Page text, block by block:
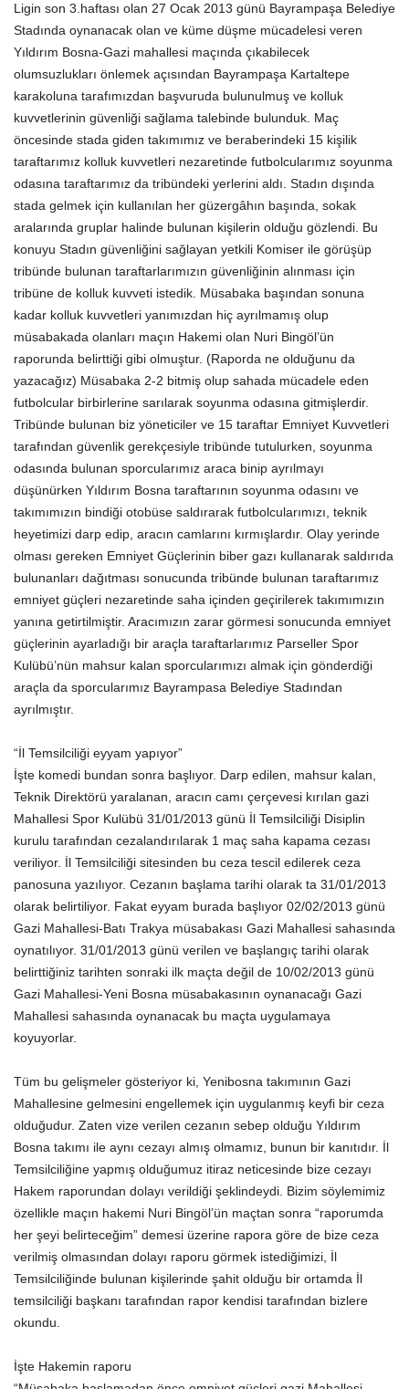
Ligin son 3.haftası olan 27 Ocak 2013 günü Bayrampaşa Belediye
Stadında oynanacak olan ve küme düşme mücadelesi veren
Yıldırım Bosna-Gazi mahallesi maçında çıkabilecek
olumsuzlukları önlemek açısından Bayrampaşa Kartaltepe
karakoluna tarafımızdan başvuruda bulunulmuş ve kolluk
kuvvetlerinin güvenliği sağlama talebinde bulunduk. Maç
öncesinde stada giden takımımız ve beraberindeki 15 kişilik
taraftarımız kolluk kuvvetleri nezaretinde futbolcularımız soyunma
odasına taraftarımız da tribündeki yerlerini aldı. Stadın dışında
stada gelmek için kullanılan her güzergâhın başında, sokak
aralarında gruplar halinde bulunan kişilerin olduğu gözlendi. Bu
konuyu Stadın güvenliğini sağlayan yetkili Komiser ile görüşüp
tribünde bulunan taraftarlarımızın güvenliğinin alınması için
tribüne de kolluk kuvveti istedik. Müsabaka başından sonuna
kadar kolluk kuvvetleri yanımızdan hiç ayrılmamış olup
müsabakada olanları maçın Hakemi olan Nuri Bingöl’ün
raporunda belirttiği gibi olmuştur. (Raporda ne olduğunu da
yazacağız) Müsabaka 2-2 bitmiş olup sahada mücadele eden
futbolcular birbirlerine sarılarak soyunma odasına gitmişlerdir.
Tribünde bulunan biz yöneticiler ve 15 taraftar Emniyet Kuvvetleri
tarafından güvenlik gerekçesiyle tribünde tutulurken, soyunma
odasında bulunan sporcularımız araca binip ayrılmayı
düşünürken Yıldırım Bosna taraftarının soyunma odasını ve
takımımızın bindiği otobüse saldırarak futbolcularımızı, teknik
heyetimizi darp edip, aracın camlarını kırmışlardır. Olay yerinde
olması gereken Emniyet Güçlerinin biber gazı kullanarak saldırıda
bulunanları dağıtması sonucunda tribünde bulunan taraftarımız
emniyet güçleri nezaretinde saha içinden geçirilerek takımımızın
yanına getirtilmiştir. Aracımızın zarar görmesi sonucunda emniyet
güçlerinin ayarladığı bir araçla taraftarlarımız Parseller Spor
Kulübü’nün mahsur kalan sporcularımızı almak için gönderdiği
araçla da sporcularımız Bayrampasa Belediye Stadından
ayrılmıştır.
“İl Temsilciliği eyyam yapıyor”
İşte komedi bundan sonra başlıyor. Darp edilen, mahsur kalan,
Teknik Direktörü yaralanan, aracın camı çerçevesi kırılan gazi
Mahallesi Spor Kulübü 31/01/2013 günü İl Temsilciliği Disiplin
kurulu tarafından cezalandırılarak 1 maç saha kapama cezası
veriliyor. İl Temsilciliği sitesinden bu ceza tescil edilerek ceza
panosuna yazılıyor. Cezanın başlama tarihi olarak ta 31/01/2013
olarak belirtiliyor. Fakat eyyam burada başlıyor 02/02/2013 günü
Gazi Mahallesi-Batı Trakya müsabakası Gazi Mahallesi sahasında
oynatılıyor. 31/01/2013 günü verilen ve başlangıç tarihi olarak
belirttiğiniz tarihten sonraki ilk maçta değil de 10/02/2013 günü
Gazi Mahallesi-Yeni Bosna müsabakasının oynanacağı Gazi
Mahallesi sahasında oynanacak bu maçta uygulamaya
koyuyorlar.
Tüm bu gelişmeler gösteriyor ki, Yenibosna takımının Gazi
Mahallesine gelmesini engellemek için uygulanmış keyfi bir ceza
olduğudur. Zaten vize verilen cezanın sebep olduğu Yıldırım
Bosna takımı ile aynı cezayı almış olmamız, bunun bir kanıtıdır. İl
Temsilciliğine yapmış olduğumuz itiraz neticesinde bize cezayı
Hakem raporundan dolayı verildiği şeklindeydi. Bizim söylemimiz
özellikle maçın hakemi Nuri Bingöl’ün maçtan sonra “raporumda
her şeyi belirteceğim” demesi üzerine rapora göre de bize ceza
verilmiş olmasından dolayı raporu görmek istediğimizi, İl
Temsilciliğinde bulunan kişilerinde şahit olduğu bir ortamda İl
temsilciliği başkanı tarafından rapor kendisi tarafından bizlere
okundu.
İşte Hakemin raporu